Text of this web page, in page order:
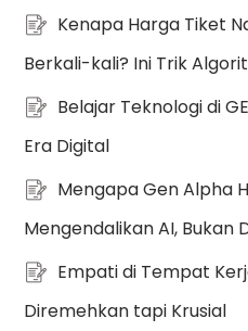
Kenapa Harga Tiket
Berkali-kali? Ini Trik
Belajar Teknologi di
Era Digital
Mengapa Gen Alpha
Mengendalikan AI, Bukan
Empati di Tempat
Diremehkan tapi Krusial